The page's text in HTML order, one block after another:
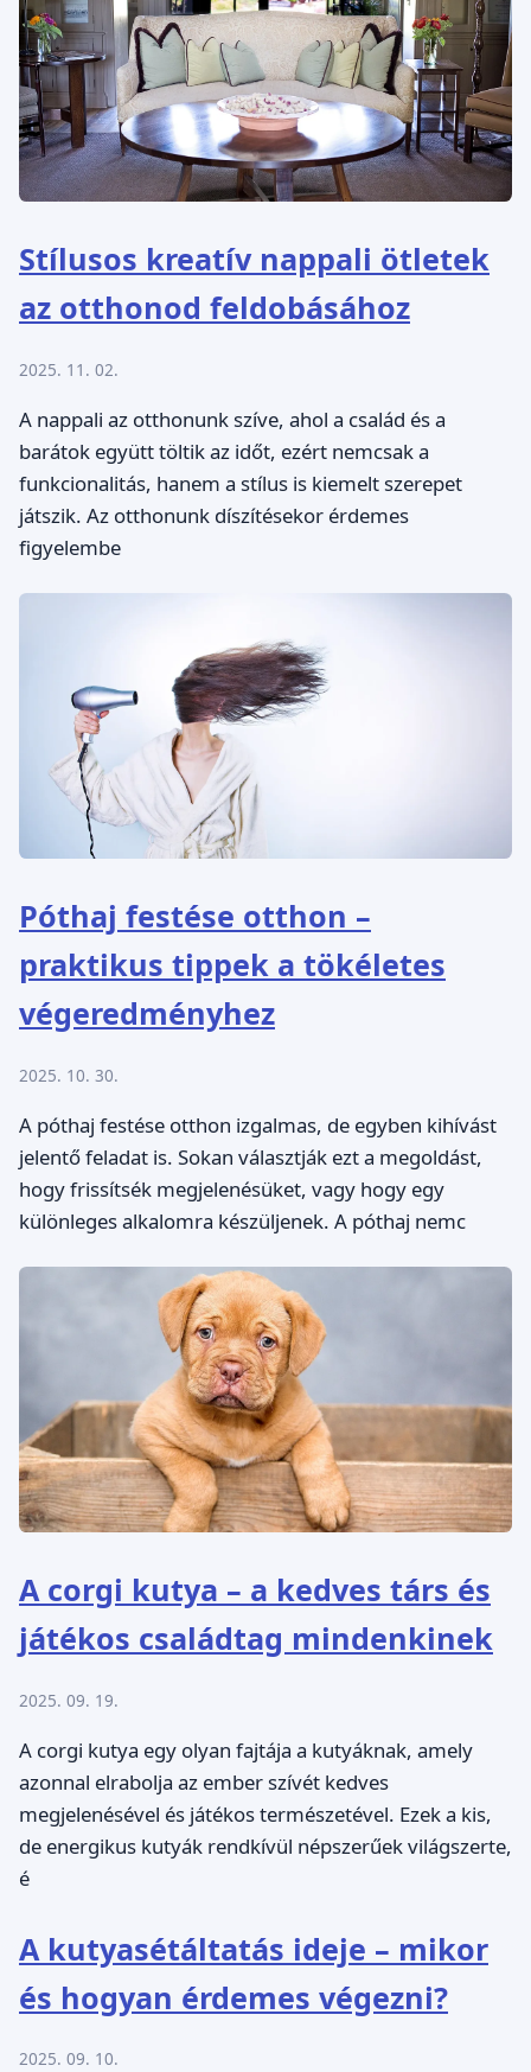
Stílusos kreatív nappali ötletek
az otthonod feldobásához
2025. 11. 02.
A nappali az otthonunk szíve, ahol a család és a
barátok együtt töltik az időt, ezért nemcsak a
funkcionalitás, hanem a stílus is kiemelt szerepet
játszik. Az otthonunk díszítésekor érdemes
figyelembe
Póthaj festése otthon –
praktikus tippek a tökéletes
végeredményhez
2025. 10. 30.
A póthaj festése otthon izgalmas, de egyben kihívást
jelentő feladat is. Sokan választják ezt a megoldást,
hogy frissítsék megjelenésüket, vagy hogy egy
különleges alkalomra készüljenek. A póthaj nemc
A corgi kutya – a kedves társ és
játékos családtag mindenkinek
2025. 09. 19.
A corgi kutya egy olyan fajtája a kutyáknak, amely
azonnal elrabolja az ember szívét kedves
megjelenésével és játékos természetével. Ezek a kis,
de energikus kutyák rendkívül népszerűek világszerte,
é
A kutyasétáltatás ideje – mikor
és hogyan érdemes végezni?
2025. 09. 10.